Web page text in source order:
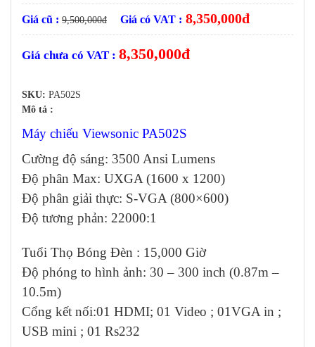
Giá cũ : 9,500,000đ Giá có VAT : 8,350,000đ
Giá chưa có VAT : 8,350,000đ
SKU: PA502S
Mô tả :
Máy chiếu Viewsonic PA502S
Cường độ sáng: 3500 Ansi Lumens
Độ phân Max: UXGA (1600 x 1200)
Độ phân giải thực: S-VGA (800×600)
Độ tương phản: 22000:1
Tuổi Thọ Bóng Đèn : 15,000 Giờ
Độ phóng to hình ảnh: 30 – 300 inch (0.87m –
10.5m)
Cổng kết nối:01 HDMI; 01 Video ; 01VGA in ;
USB mini ; 01 Rs232